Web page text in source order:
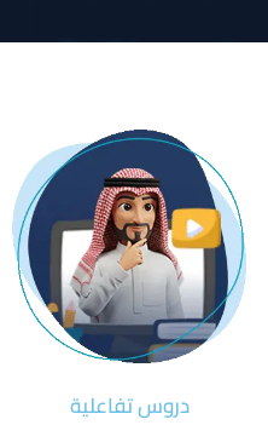
دروس تفاعلية